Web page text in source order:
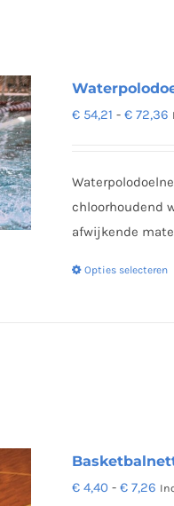
€ 54,21 - € 72,36
chloorhoudend
afwijkende
Opties selecteren
€ 4,40 - € 7,26